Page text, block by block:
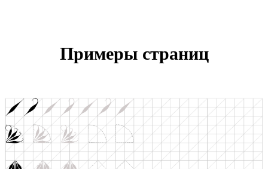
Примеры страниц